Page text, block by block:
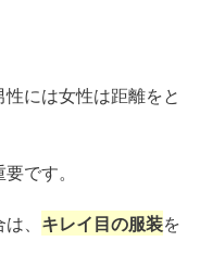
には女性は距離をと
です。
、 キレイ目の服装を